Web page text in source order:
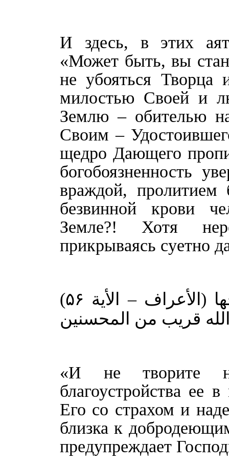
И здесь, в этих
«Может быть, вы
не убояться Творца
милостью Своей и
Землю – обителью
Своим –
щедро Дающего
богобоязненность
враждой, пролитием
безвинной крови
Земле?! Хотя
прикрываясь суетно
(الأعراف – الأية ۵۶)
قريب من المحسنين
«И не творите
благоустройства ее
Его со страхом и
близка к
предупреждает